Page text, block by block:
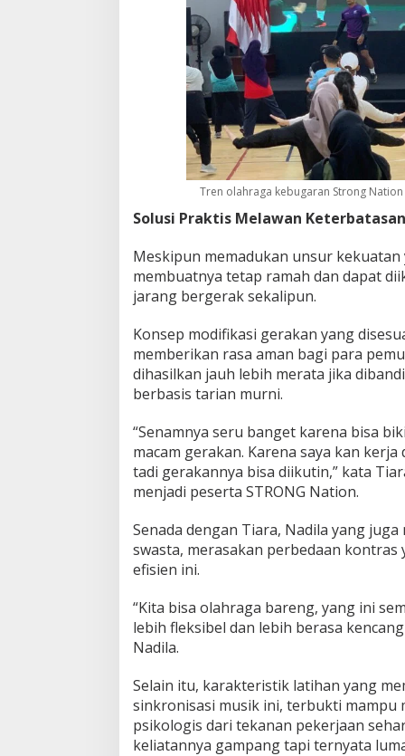
Tren olahraga kebugaran Strong Nation
Solusi Praktis Melawan
Meskipun memadukan unsur
membuatnya tetap ramah dan dapat
jarang bergerak sekalipun.
Konsep modifikasi gerakan yang
memberikan rasa aman bagi para
dihasilkan jauh lebih merata jika
berbasis tarian murni.
“Senamnya seru banget karena bisa
macam gerakan. Karena saya kan
tadi gerakannya bisa diikutin,” kata
menjadi peserta STRONG Nation.
Senada dengan Tiara, Nadila yang
swasta, merasakan perbedaan
efisien ini.
“Kita bisa olahraga bareng, yang ini
lebih fleksibel dan lebih berasa
Nadila.
Selain itu, karakteristik latihan yang
sinkronisasi musik ini, terbukti mampu
psikologis dari tekanan pekerjaan
keliatannya gampang tapi ternyata